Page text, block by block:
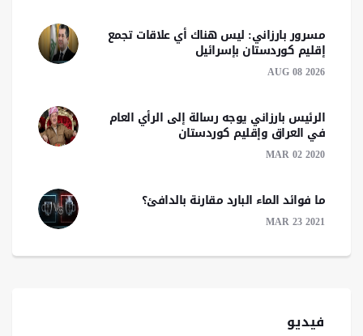
مسرور بارزاني: ليس هناك أي علاقات تجمع
إقليم كوردستان بإسرائيل
AUG 08 2026
الرئیس بارزاني يوجه رسالة إلى الرأي العام
في العراق وإقليم كوردستان
MAR 02 2020
ما فوائد الماء البارد مقارنة بالدافئ؟
MAR 23 2021
فيديو